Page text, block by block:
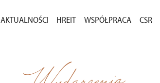
AKTUALNOŚCI
HREIT
WSPÓŁPRACA
CSR